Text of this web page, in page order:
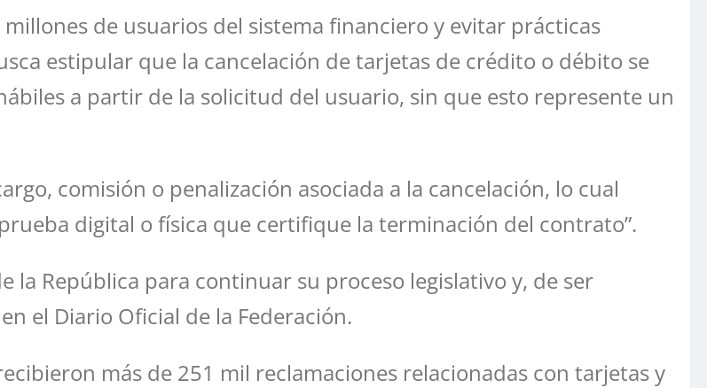
de usuarios del sistema financiero y evitar prácticas
estipular que la cancelación de tarjetas de crédito o débito se
a partir de la solicitud del usuario, sin que esto represente un
comisión o penalización asociada a la cancelación, lo cual
digital o física que certifique la terminación del contrato”.
la República para continuar su proceso legislativo y, de ser
el Diario Oficial de la Federación.
más de 251 mil reclamaciones relacionadas con tarjetas y